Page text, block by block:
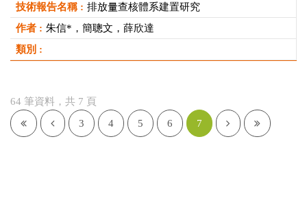
排放量查核體系建置研究
朱信*，簡聰文，薛欣達
64 筆資料，共 7 頁
3
4 5 6 7